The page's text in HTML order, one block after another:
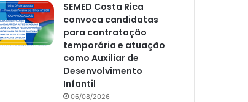
SEMED Costa Rica
convoca candidatas
para contratação
temporária e atuação
como Auxiliar de
Desenvolvimento
Infantil
06/08/2026